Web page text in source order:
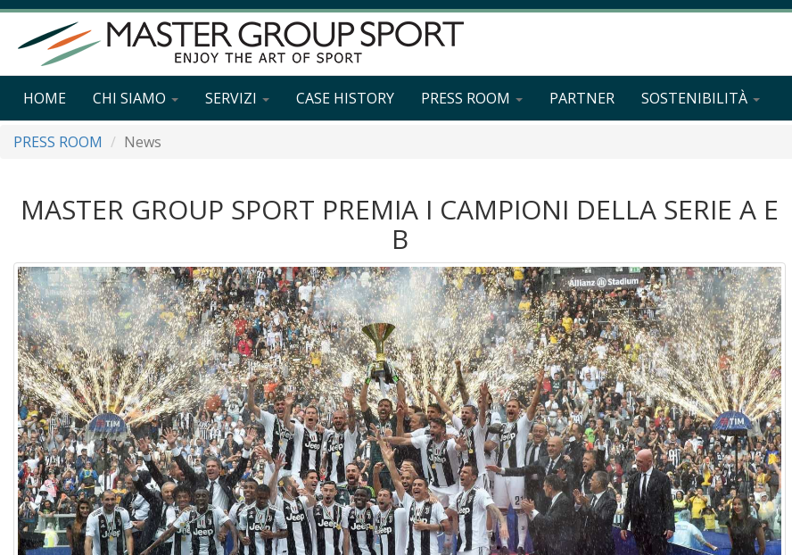
HOME CHI SIAMO SERVIZI CASE HISTORY PRESS ROOM PARTNER SOSTENIBILITÀ
PRESS ROOM News
MASTER GROUP SPORT PREMIA I CAMPIONI DELLA SERIE A E
B